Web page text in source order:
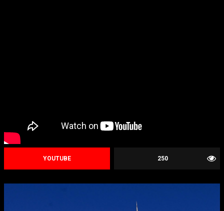
250
YOUTUBE